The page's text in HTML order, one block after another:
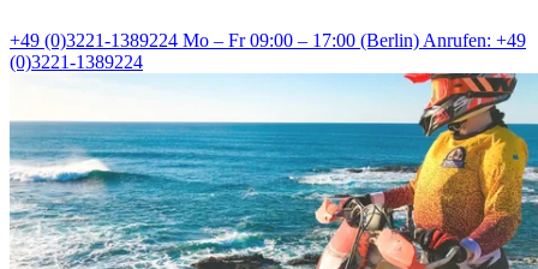
+49 (0)3221-1389224 Mo – Fr 09:00 – 17:00 (Berlin)Anrufen: +49
(0)3221-1389224